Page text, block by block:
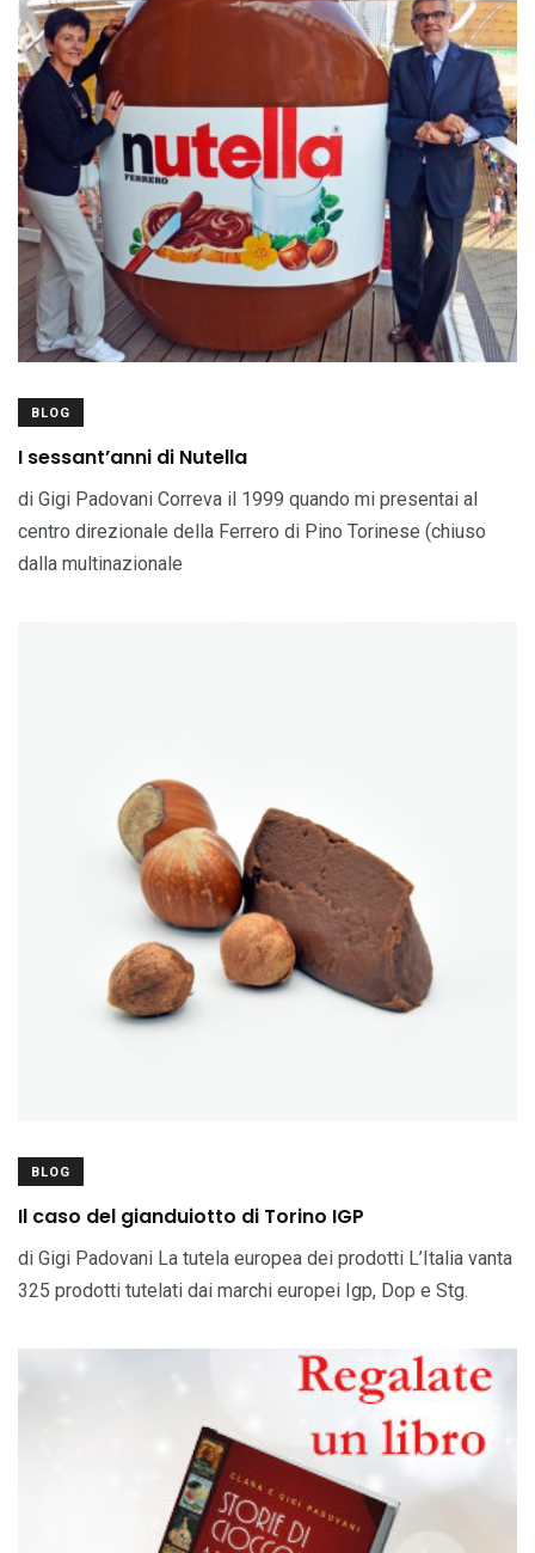
BLOG
I sessant’anni di Nutella
di Gigi Padovani Correva il 1999 quando mi presentai al
centro direzionale della Ferrero di Pino Torinese (chiuso
dalla multinazionale
BLOG
Il caso del gianduiotto di Torino IGP
di Gigi Padovani La tutela europea dei prodotti L’Italia vanta
325 prodotti tutelati dai marchi europei Igp, Dop e Stg.